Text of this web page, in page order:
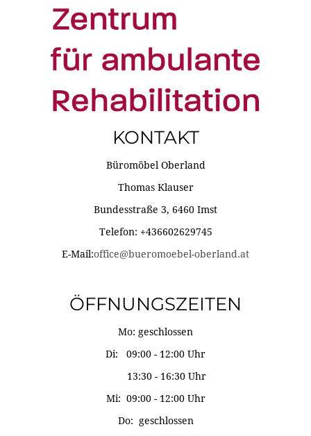
KONTAKT
Büromöbel Oberland
Thomas Klauser
Bundesstraße 3, 6460 Imst
Telefon: +436602629745
E-Mail:office@bueromoebel-oberland.at
ÖFFNUNGSZEITEN
Mo: geschlossen
Di: 09:00 - 12:00 Uhr
13:30 - 16:30 Uhr
Mi: 09:00 - 12:00 Uhr
Do: geschlossen